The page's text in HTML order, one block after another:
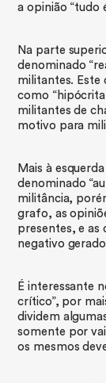
a opinião “tudo
Na parte
denominado
militantes. Este
como
militantes de
motivo para
Mais à
denominado
militância,
grafo, as
presentes, e as
negativo
É interessante
crítico”, por
dividem
somente por
os mesmos